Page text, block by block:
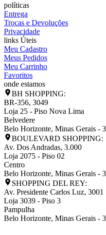
políticas
Entrega
Trocas e Devoluções
Privacidade
links Úteis
Meu Cadastro
Meus Pedidos
Meu Carrinho
Favoritos
onde estamos
BH SHOPPING:
BR-356, 3049
Loja 25 - Piso Nova Lima
Belvedere
Belo Horizonte, Minas Gerais -
BOULEVARD SHOPPING:
Av. Dos Andradas, 3.000
Loja 2075 - Piso 02
Centro
Belo Horizonte, Minas Gerais -
SHOPPING DEL REY:
Av. Presidente Carlos Luz, 3001
Loja 3039 - Piso 3
Pampulha
Belo Horizonte, Minas Gerais -